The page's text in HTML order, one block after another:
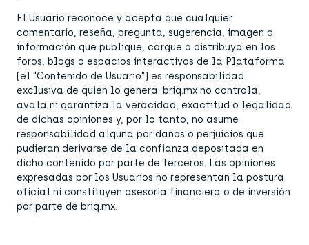
El Usuario reconoce y acepta que cualquier
comentario, reseña, pregunta, sugerencia, imagen o
información que publique, cargue o distribuya en los
foros, blogs o espacios interactivos de la Plataforma
(el "Contenido de Usuario") es responsabilidad
exclusiva de quien lo genera. briq.mx no controla,
avala ni garantiza la veracidad, exactitud o legalidad
de dichas opiniones y, por lo tanto, no asume
responsabilidad alguna por daños o perjuicios que
pudieran derivarse de la confianza depositada en
dicho contenido por parte de terceros. Las opiniones
expresadas por los Usuarios no representan la postura
oficial ni constituyen asesoría financiera o de inversión
por parte de briq.mx.